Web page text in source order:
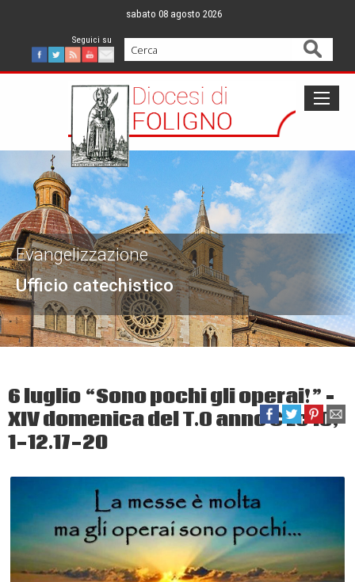
content
sabato 08 agosto 2026
Facebook
Twitter
FeedYoutube
Mail
Cerca
Ufficio catechistico
Evangelizzazione
6 luglio “Sono pochi gli operai!” –
XIV domenica del T.O anno C Lc 10,
1-12.17-20